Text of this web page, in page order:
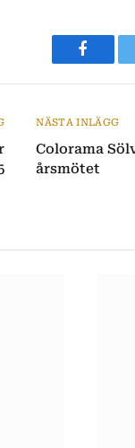
NÄSTA INLÄGG
Colorama
årsmötet